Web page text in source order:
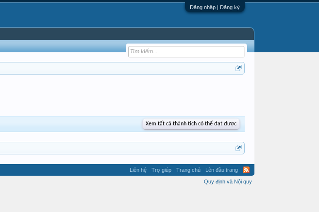
Đăng nhập | Đăng ký
Xem tất cả thành tích có thể đạt được
Liên hệ Trợ giúp Trang chủ
Lên đầu trang
Quy định và Nội quy